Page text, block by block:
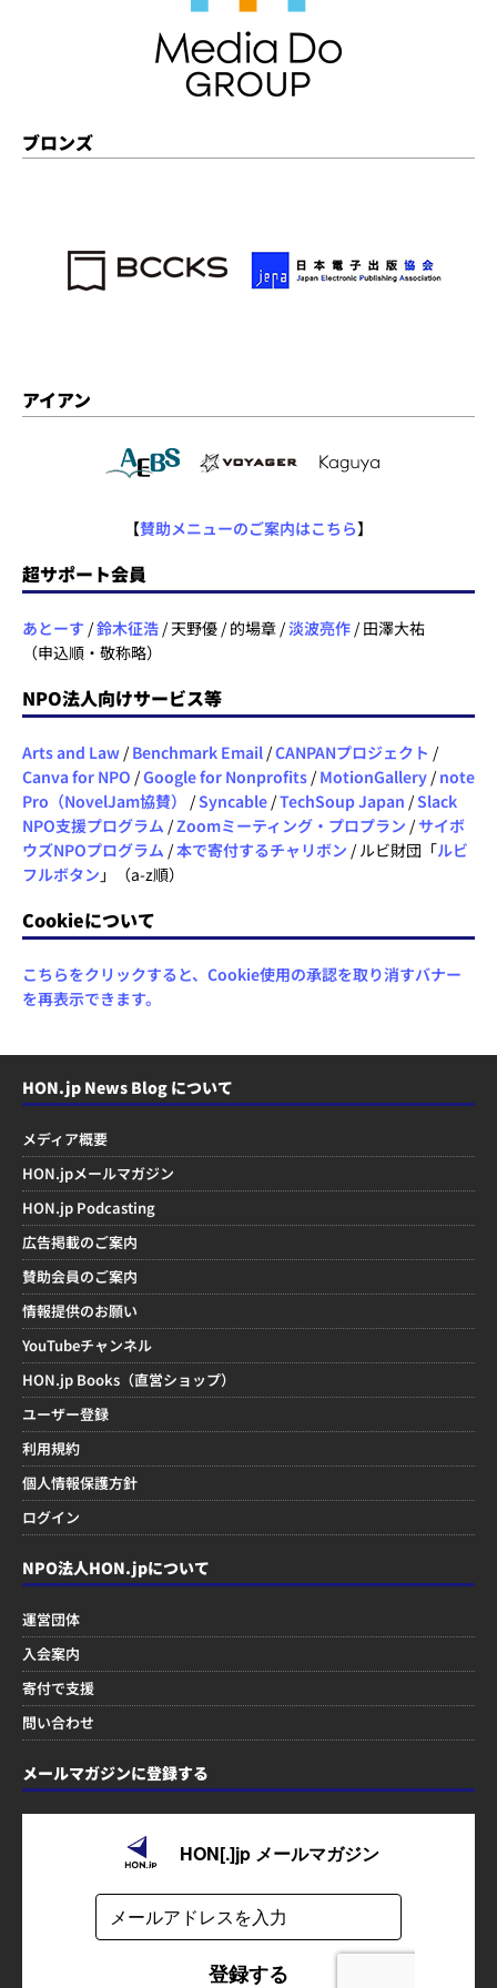
ブロンズ
アイアン
【賛助メニューのご案内はこちら】
超サポート会員
あとーす /鈴木征浩 / 天野優 / 的場章 /淡波亮作 / 田澤大祐
（申込順・敬称略）
NPO法人向けサービス等
Arts and Law / Benchmark Email /CANPANプロジェクト /
Canva for NPO /Google for Nonprofits / MotionGallery / note
Pro（NovelJam協賛）
/Syncable /TechSoup Japan /Slack
NPO支援プログラム /Zoomミーティング・プロプラン /サイボ
ウズNPOプログラム /本で寄付するチャリボン / ルビ財団「ルビ
フルボタン 」（a-z順）
Cookieについて
こちらをクリックすると、Cookie使用の承認を取り消すバナー
を再表示できます。
HON.jp News Blog について
メディア概要
HON.jpメールマガジン
HON.jp Podcasting
広告掲載のご案内
賛助会員のご案内
情報提供のお願い
YouTubeチャンネル
HON.jp Books（直営ショップ）
ユーザー登録
利用規約
個人情報保護方針
ログイン
NPO法人HON.jpについて
運営団体
入会案内
寄付で支援
問い合わせ
メールマガジンに登録する